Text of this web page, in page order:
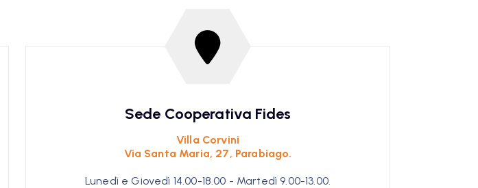
Sede Cooperativa Fides
Villa Corvini
Via Santa Maria, 27, Parabiago.
Lunedì e Giovedì 14.00-18.00 - Martedì 9.00-13.00.